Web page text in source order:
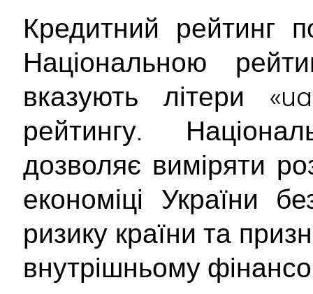
Кредитний рейтинг
Національною
вказують літери
рейтингу.
дозволяє виміряти
економіці України
ризику країни та
внутрішньому